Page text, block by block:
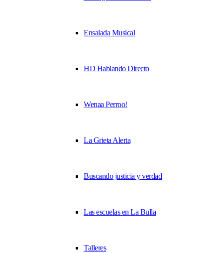
Ensalada Musical
HD Hablando Directo
Wenaa Perroo!
La Grieta Alerta
Buscando justicia y verdad
Las escuelas en La Bulla
Talleres